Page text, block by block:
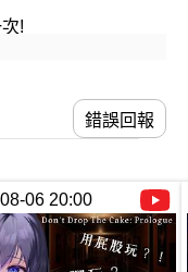
!
#歌回 #遊戲
錯誤回報
06 20:00